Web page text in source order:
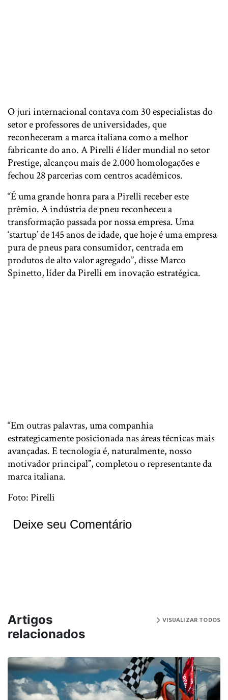
O juri internacional contava com 30 especialistas do
setor e professores de universidades, que
reconheceram a marca italiana como a melhor
fabricante do ano. A Pirelli é líder mundial no setor
Prestige, alcançou mais de 2.000 homologações e
fechou 28 parcerias com centros acadêmicos.
“É uma grande honra para a Pirelli receber este
prêmio. A indústria de pneu reconheceu a
transformação passada por nossa empresa. Uma
‘startup’ de 145 anos de idade, que hoje é uma empresa
pura de pneus para consumidor, centrada em
produtos de alto valor agregado”, disse Marco
Spinetto, líder da Pirelli em inovação estratégica.
“Em outras palavras, uma companhia
estrategicamente posicionada nas áreas técnicas mais
avançadas. E tecnologia é, naturalmente, nosso
motivador principal”, completou o representante da
marca italiana.
Foto: Pirelli
Deixe seu Comentário
Artigos
relacionados
VISUALIZAR TODOS